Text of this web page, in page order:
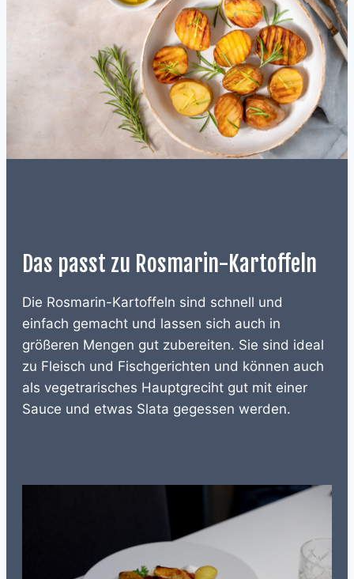
Das passt zu Rosmarin-Kartoffeln
Die Rosmarin-Kartoffeln sind schnell und
einfach gemacht und lassen sich auch in
größeren Mengen gut zubereiten. Sie sind ideal
zu Fleisch und Fischgerichten und können auch
als vegetrarisches Hauptgreciht gut mit einer
Sauce und etwas Slata gegessen werden.